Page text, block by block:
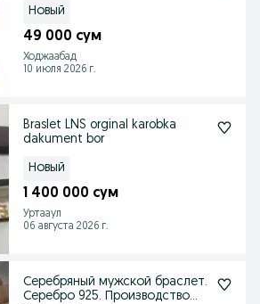
Новый
49 000 сум
Ходжаабад
10 июля 2026 г.
Braslet LNS orginal karobka
dakument bor
Новый
1 400 000 сум
Уртааул
06 августа 2026 г.
Серебряный мужской браслет.
Серебро 925. Производство